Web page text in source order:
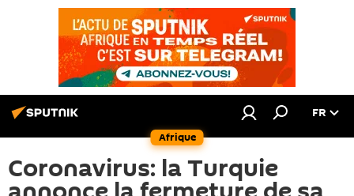
Afrique
FR
Coronavirus: la Turquie